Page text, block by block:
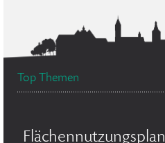
Top Themen
Flächennutzungsplan